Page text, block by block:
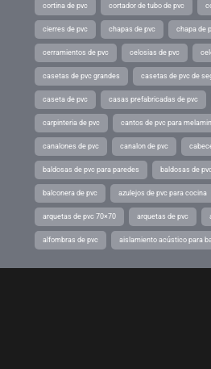
cortina de pvc cortador de tubo de pvc
cierres de pvc chapas de pvc chapa de
cerramientos de pvc celosias de pvc
casetas de pvc grandes casetas de pvc de
caseta de pvc casas prefabricadas de pvc
carpinteria de pvc cantos de pvc para
canalones de pvc canalon de pvc
baldosas de pvc para paredes baldosas de
balconera de pvc azulejos de pvc para cocina
arquetas de pvc 70×70 arquetas de pvc
alfombras de pvc aislamiento acústico para